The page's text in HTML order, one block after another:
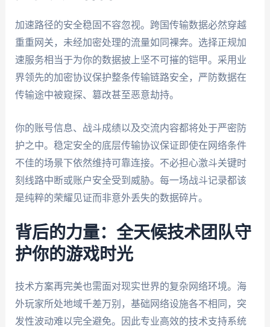
加速路径的安全稳固不容忽视。跨国传输数据必然穿越
重重网关，未经加密处理的流量如同裸奔。选择正规加
速服务相当于为你的数据披上坚不可摧的铠甲。采用业
界领先的加密协议保护整条传输链路安全，严防数据在
传输途中被窥探、篡改甚至恶意劫持。
你的账号信息、战斗成绩以及交流内容都将处于严密防
护之中。稳定安全的底层传输协议保证即使在网络条件
不佳的场景下依然维持可靠连接。不必担心激斗关键时
刻线路中断或账户安全受到威胁。每一场战斗记录都该
是纯粹的荣耀见证而非意外丢失的数据碎片。
背后的力量：全天候技术团队守
护你的游戏时光
技术方案再完美也需面对现实世界的复杂网络环境。海
外玩家所处地域千差万别，基础网络设施各不相同，突
发性波动难以完全避免。因此专业高效的技术支持系统